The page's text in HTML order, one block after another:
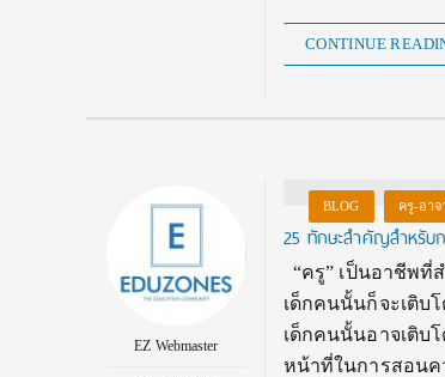
CONTINUE
EZ Webmaster
BLOG ครู-อาจ
25 ทักษะสำคัญสำหรับ
“ครู” เป็นอาชีพ
เด็กคนนั้นก็จะเติบ
เด็กคนนั้นอาจเติบ
หน้าที่ในการสอนค